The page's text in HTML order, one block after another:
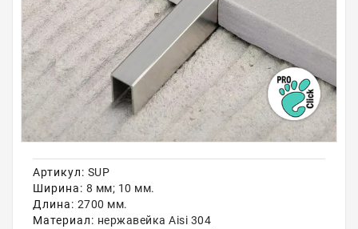
Садовая мебель
Оплата
Доставка
Самовывоз
Акции
Артикул: SUP
Ширина: 8 мм; 10 мм.
Длина: 2700 мм.
Материал: нержавейка Aisi 304